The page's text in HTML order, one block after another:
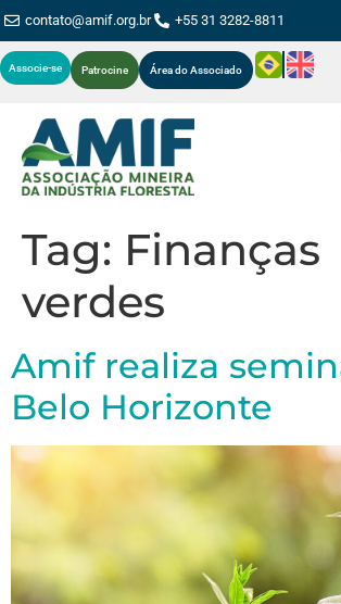
contato@amif.org.br +55 31 3282-8811
Associe-se Patrocine Área do Associado
Tag: Finanças
verdes
Amif realiza
Belo Horizonte